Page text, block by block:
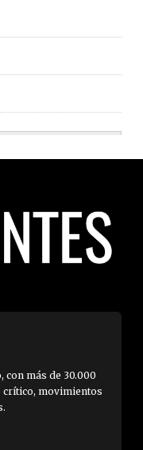
con más de 30.000
crítico, movimientos